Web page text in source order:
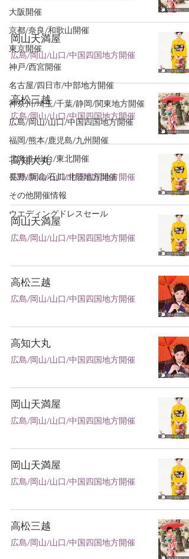
大阪開催
京都/奈良/和歌山開催
東京開催
神戸/西宮開催
名古屋/四日市/中部地方開催
神奈川/埼玉/千葉/静岡/関東地方開催
広島/岡山/山口/中国四国地方開催
福岡/熊本/鹿児島/九州開催
北海道/仙台/東北開催
長野/新潟/石川/北陸地方開催
その他開催情報
ウエディングドレスセール
岡山天満屋
広島/岡山/山口/中国四国地方開催
高松三越
広島/岡山/山口/中国四国地方開催
高知大丸
広島/岡山/山口/中国四国地方開催
岡山天満屋
広島/岡山/山口/中国四国地方開催
高松三越
広島/岡山/山口/中国四国地方開催
高知大丸
広島/岡山/山口/中国四国地方開催
岡山天満屋
広島/岡山/山口/中国四国地方開催
岡山天満屋
広島/岡山/山口/中国四国地方開催
高松三越
広島/岡山/山口/中国四国地方開催